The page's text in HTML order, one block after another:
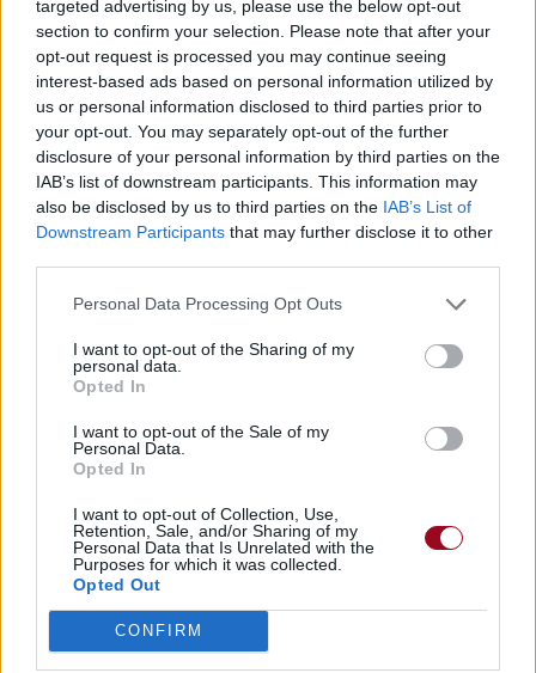
targeted advertising by us, please use the below opt-out
section to confirm your selection. Please note that after your
opt-out request is processed you may continue seeing
interest-based ads based on personal information utilized by
us or personal information disclosed to third parties prior to
your opt-out. You may separately opt-out of the further
disclosure of your personal information by third parties on the
IAB’s list of downstream participants. This information may
also be disclosed by us to third parties on the IAB’s List of
Downstream Participants that may further disclose it to other
Personal Data Processing Opt Outs
I want to opt-out of the Sharing of my
personal data.
Opted In
I want to opt-out of the Sale of my
Personal Data.
Opted In
I want to opt-out of Collection, Use,
Retention, Sale, and/or Sharing of my
Personal Data that Is Unrelated with the
Purposes for which it was collected.
Opted Out
CONFIRM